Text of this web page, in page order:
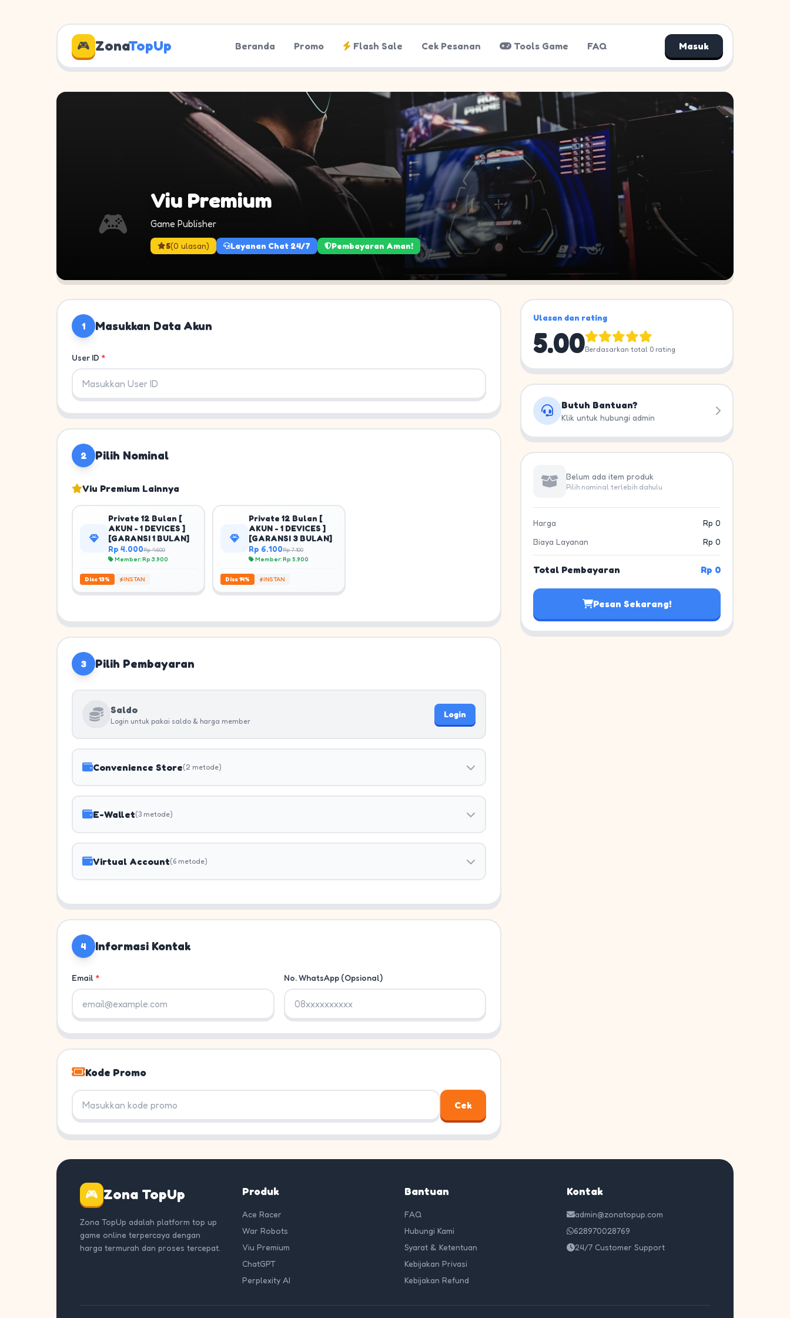
🎮 ZonaTopUp Beranda Promo Flash Sale Cek Pesanan Tools Game FAQ Masuk
🎮
Viu Premium
Game Publisher
5(0 ulasan) Layanan Chat 24/7 Pembayaran Aman!
1 Masukkan Data Akun
User ID *
2 Pilih Nominal
Viu Premium Lainnya
Private 12 Bulan [
AKUN - 1 DEVICES ]
[GARANSI 1 BULAN]
Rp 4.000Rp 4.600
Member: Rp 3.900
Disc 13% INSTAN
Private 12 Bulan [
AKUN - 1 DEVICES ]
[GARANSI 3 BULAN]
Rp 6.100Rp 7.100
Member: Rp 5.900
Disc 14% INSTAN
3 Pilih Pembayaran
Saldo
Login untuk pakai saldo & harga member
Login
Convenience Store (2 metode)
E-Wallet (3 metode)
Virtual Account (6 metode)
4 Informasi Kontak
Email * No. WhatsApp (Opsional)
Kode Promo
Cek
Ulasan dan rating
5.00Berdasarkan total 0 rating
Butuh Bantuan?
Klik untuk hubungi admin
Belum ada item produk
Pilih nominal terlebih dahulu
Harga
Rp 0
Biaya Layanan
Rp 0
Total Pembayaran Rp 0
Pesan Sekarang!
🎮 Zona TopUp
Zona TopUp adalah platform top up
game online terpercaya dengan
harga termurah dan proses tercepat.
Produk
Ace Racer
War Robots
Viu Premium
ChatGPT
Perplexity AI
Bantuan
FAQ
Hubungi Kami
Syarat & Ketentuan
Kebijakan Privasi
Kebijakan Refund
Kontak
admin@zonatopup.com
628970028769
24/7 Customer Support